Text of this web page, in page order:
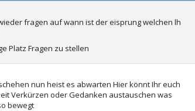
fragen auf wann ist der eisprung welchen lh
Platz Fragen zu stellen
nun heist es abwarten Hier könnt Ihr euch
Verkürzen oder Gedanken austauschen was
bewegt